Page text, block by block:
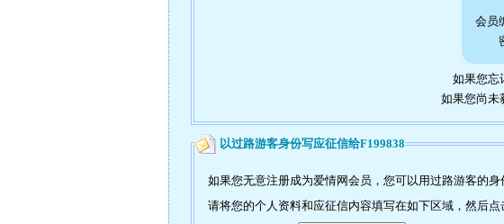
会员
如果您忘
如果您尚未
以过路游客身份写应征信给F199838
如果您无意注册成为爱情网会员，您可以用过路游客的身
请将您的个人资料和应征信内容填写在如下区域，然后点